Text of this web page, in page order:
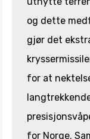
og dette
gjør det
for at
for Norge.